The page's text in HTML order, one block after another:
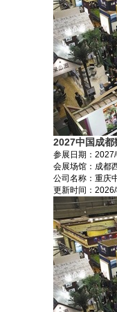
2027中国成都
参展日期：
会展场馆： 成都
公司名称：重庆
更新时间：